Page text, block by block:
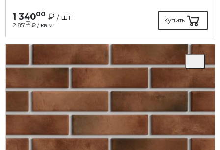
1 34000 ₽ / шт.
2 85106₽ / кв.м.
Купить